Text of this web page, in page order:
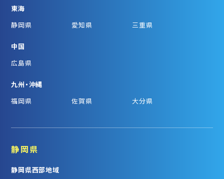
東海
静岡県
愛知県 三重県
中国
広島県
九州・沖縄
福岡県
佐賀県 大分県
静岡県
静岡県西部地域